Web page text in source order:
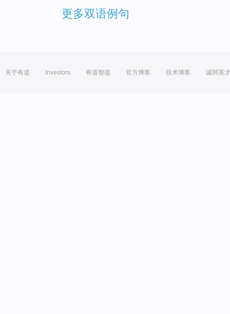
更多双语例句
关于有道 Investors 有道智选 官方博客 技术博客 诚聘英才